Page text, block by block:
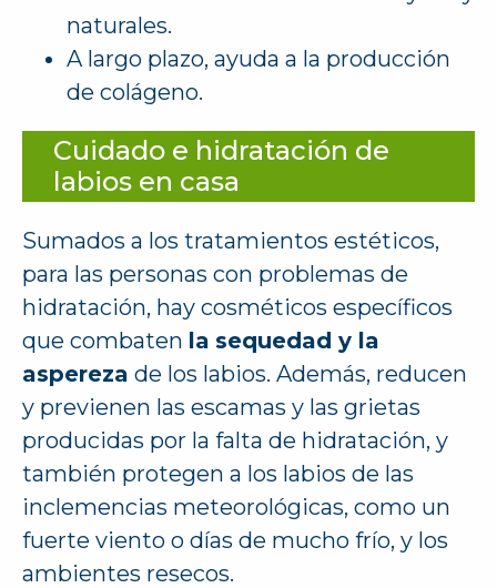
naturales.
A largo plazo, ayuda a la producción
de colágeno.
Cuidado e hidratación de
labios en casa
Sumados a los tratamientos estéticos,
para las personas con problemas de
hidratación, hay cosméticos específicos
que combaten la sequedad y la
aspereza de los labios. Además, reducen
y previenen las escamas y las grietas
producidas por la falta de hidratación, y
también protegen a los labios de las
inclemencias meteorológicas, como un
fuerte viento o días de mucho frío, y los
ambientes resecos.